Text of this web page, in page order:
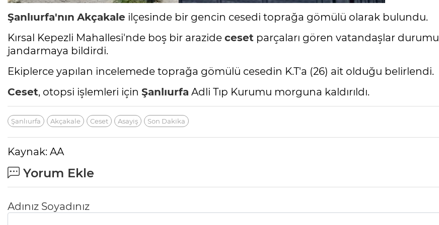
Şanlıurfa'nın Akçakale ilçesinde bir gencin cesedi toprağa gömülü olarak bulundu.
Kırsal Kepezli Mahallesi'nde boş bir arazide ceset parçaları gören vatandaşlar durumu
jandarmaya bildirdi.
Ekiplerce yapılan incelemede toprağa gömülü cesedin K.T'a (26) ait olduğu belirlendi.
Ceset, otopsi işlemleri için Şanlıurfa Adli Tıp Kurumu morguna kaldırıldı.
Şanlıurfa Akçakale Ceset Asayiş Son Dakika
Kaynak: AA
Yorum Ekle
Adınız Soyadınız